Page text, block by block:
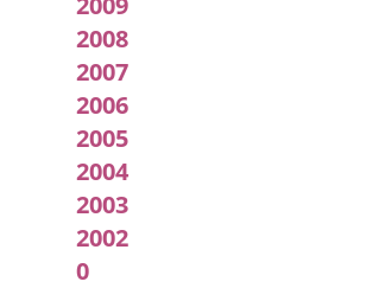
2008
2007
2006
2005
2004
2003
2002
0